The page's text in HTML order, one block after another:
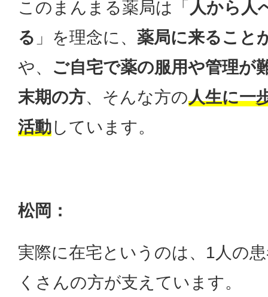
このまんまる薬局は「 人から人
る 」を理念に、 薬局に来ること
や、 ご自宅で薬の服用や管理が
末期の方、そんな方の人生に一
活動しています。
松岡：
実際に在宅というのは、1人の
くさんの方が支えています。